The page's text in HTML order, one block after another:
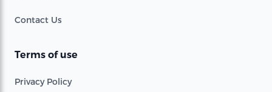
Contact Us
Terms of use
Privacy Policy